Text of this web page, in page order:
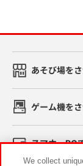
あそび場を
ゲーム機を
スマホ・PC
We collect